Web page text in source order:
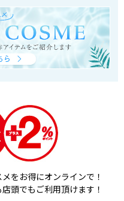
をお得にオンラインで！
頭でもご利用頂けます！